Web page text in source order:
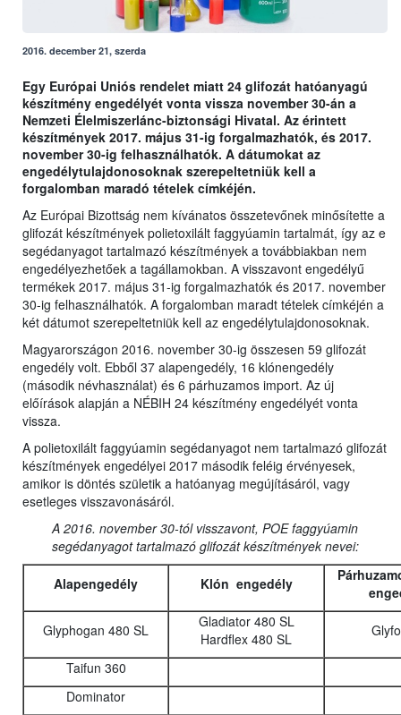
2016. december 21, szerda
Egy Európai Uniós rendelet miatt 24 glifozát hatóanyagú
készítmény engedélyét vonta vissza november 30-án a
Nemzeti Élelmiszerlánc-biztonsági Hivatal. Az érintett
készítmények 2017. május 31-ig forgalmazhatók, és 2017.
november 30-ig felhasználhatók. A dátumokat az
engedélytulajdonosoknak szerepeltetniük kell a
forgalomban maradó tételek címkéjén.
Az Európai Bizottság nem kívánatos összetevőnek minősítette a
glifozát készítmények polietoxilált faggyúamin tartalmát, így az e
segédanyagot tartalmazó készítmények a továbbiakban nem
engedélyezhetőek a tagállamokban. A visszavont engedélyű
termékek 2017. május 31-ig forgalmazhatók és 2017. november
30-ig felhasználhatók. A forgalomban maradt tételek címkéjén a
két dátumot szerepeltetniük kell az engedélytulajdonosoknak.
Magyarországon 2016. november 30-ig összesen 59 glifozát
engedély volt. Ebből 37 alapengedély, 16 klónengedély
(második névhasználat) és 6 párhuzamos import. Az új
előírások alapján a NÉBIH 24 készítmény engedélyét vonta
vissza.
A polietoxilált faggyúamin segédanyagot nem tartalmazó glifozát
készítmények engedélyei 2017 második feléig érvényesek,
amikor is döntés születik a hatóanyag megújításáról, vagy
esetleges visszavonásáról.
A 2016. november 30-tól visszavont, POE faggyúamin
segédanyagot tartalmazó glifozát készítmények nevei:
Alapengedély Klón engedély
Glyphogan 480 SL
Gladiator 480 SL
Hardflex 480 SL
Taifun 360
Dominator